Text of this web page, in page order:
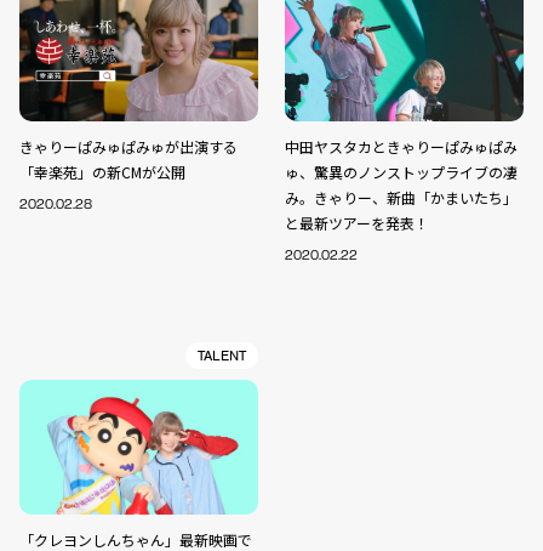
きゃりーぱみゅぱみゅが出演する
「幸楽苑」の新CMが公開
2020.02.28
中田ヤスタカときゃりーぱみゅぱみ
ゅ、驚異のノンストップライブの凄
み。きゃりー、新曲「かまいたち」
と最新ツアーを発表！
2020.02.22
TALENT
「クレヨンしんちゃん」最新映画で